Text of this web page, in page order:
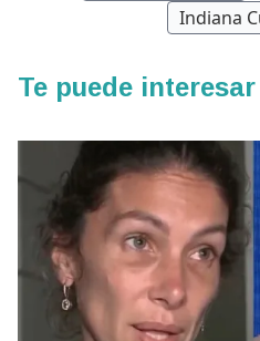
Indiana
Te puede interesar